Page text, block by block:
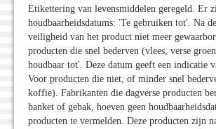
Etikettering van levensmiddelen geregeld. Er
houdbaarheidsdatums: 'Te gebruiken tot'. Na
veiligheid van het product niet meer
producten die snel bederven (vlees, verse
houdbaar tot'. Deze datum geeft een indicatie
Voor producten die niet, of minder snel
koffie). Fabrikanten die dagverse producten
banket of gebak, hoeven geen
producten te vermelden. Deze producten zijn